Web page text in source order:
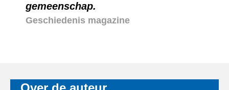
gemeenschap.
Geschiedenis magazine